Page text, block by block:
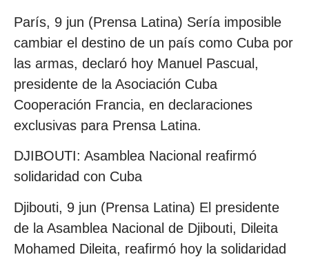
París, 9 jun (Prensa Latina) Sería imposible
cambiar el destino de un país como Cuba por
las armas, declaró hoy Manuel Pascual,
presidente de la Asociación Cuba
Cooperación Francia, en declaraciones
exclusivas para Prensa Latina.
DJIBOUTI: Asamblea Nacional reafirmó
solidaridad con Cuba
Djibouti, 9 jun (Prensa Latina) El presidente
de la Asamblea Nacional de Djibouti, Dileita
Mohamed Dileita, reafirmó hoy la solidaridad